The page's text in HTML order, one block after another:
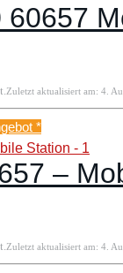
60657
Zuletzt aktualisiert am: 4.
*
–
Zuletzt aktualisiert am: 4.